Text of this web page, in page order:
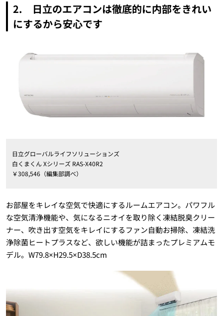
2. 日立のエアコンは徹底的に内部をきれい
にするから安心です
日立グローバルライフソリューションズ
白くまくん Xシリーズ RAS-X40R2
￥308,546（編集部調べ）
お部屋をキレイな空気で快適にするルームエアコン。パワフル
な空気清浄機能や、気になるニオイを取り除く凍結脱臭クリー
ナー、吹き出す空気をキレイにするファン自動お掃除、凍結洗
浄除菌ヒートプラスなど、欲しい機能が詰まったプレミアムモ
デル。W79.8×H29.5×D38.5cm